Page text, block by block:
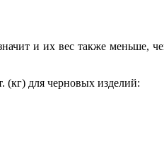
и их вес также меньше,
(кг) для черновых изделий: